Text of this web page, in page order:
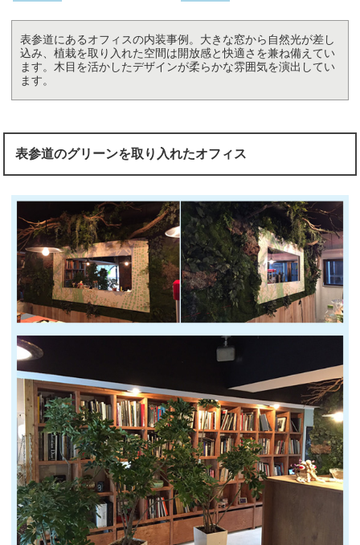
表参道にあるオフィスの内装事例。大きな窓から自然光が差し
込み、植栽を取り入れた空間は開放感と快適さを兼ね備えてい
ます。木目を活かしたデザインが柔らかな雰囲気を演出してい
ます。
表参道のグリーンを取り入れたオフィス